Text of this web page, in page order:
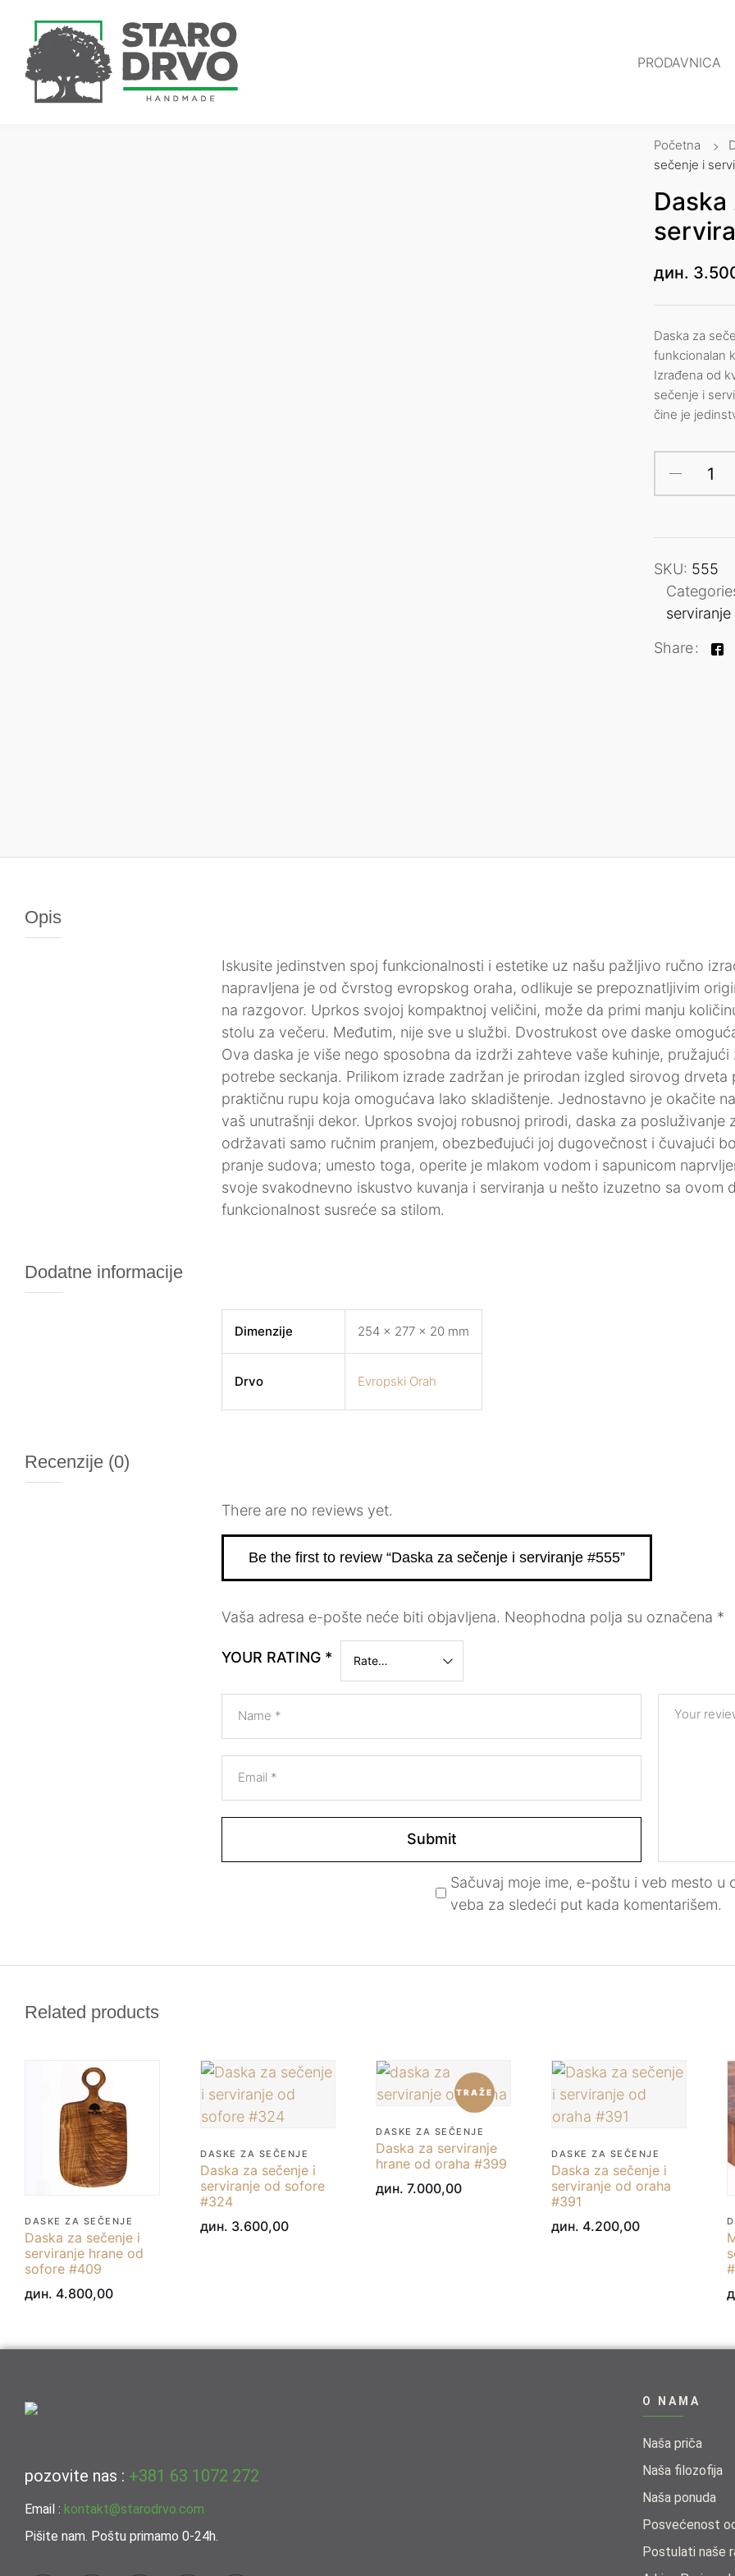
PRODAVNICA
Početna
sečenje i
дин.
Daska za
funkcionalan
Izrađena od
sečenje i
čine je
SKU: 555
serviranje
Share
Opis
Iskusite jedinstven spoj funkcionalnosti i estetike uz našu pažljivo ručno
napravljena je od čvrstog evropskog oraha, odlikuje se prepoznatljivim
na razgovor. Uprkos svojoj kompaktnoj veličini, može da primi manju
stolu za večeru. Međutim, nije sve u službi. Dvostrukost ove daske
Ova daska je više nego sposobna da izdrži zahteve vaše kuhinje,
potrebe seckanja. Prilikom izrade zadržan je prirodan izgled sirovog
praktičnu rupu koja omogućava lako skladištenje. Jednostavno je okačite
vaš unutrašnji dekor. Uprkos svojoj robusnoj prirodi, daska za posluživanje
održavati samo ručnim pranjem, obezbeđujući joj dugovečnost i čuvajući
pranje sudova; umesto toga, operite je mlakom vodom i sapunicom
svoje svakodnevno iskustvo kuvanja i serviranja u nešto izuzetno sa ovom
funkcionalnost susreće sa stilom.
Dodatne informacije
Dimenzije 254 × 277 × 20 mm
Drvo Evropski Orah
Recenzije (0)
There are no reviews yet.
Be the first to review “Daska za sečenje i serviranje #555”
Vaša adresa e-pošte neće biti objavljena. Neophodna polja su označena *
YOUR RATING *
Your
Name *
Email *
Sačuvaj moje ime, e-poštu i veb mesto u
veba za sledeći put kada komentarišem.
Related products
DASKE ZA SEČENJE
Daska za sečenje i
serviranje hrane od
sofore #409
дин. 4.800,00
DASKE ZA SEČENJE
Daska za sečenje i
serviranje od sofore
#324
дин. 3.600,00
TRAŽE
DASKE ZA SEČENJE
Daska za serviranje
hrane od oraha #399
дин. 7.000,00
DASKE ZA SEČENJE
Daska za sečenje i
serviranje od oraha
#391
дин. 4.200,00
pozovite nas : +381 63 1072 272
Email : kontakt@starodrvo.com
Pišite nam. Poštu primamo 0-24h.
O NAMA
Naša priča
Naša filozofija
Naša ponuda​
Posvećenost
Postulati naše